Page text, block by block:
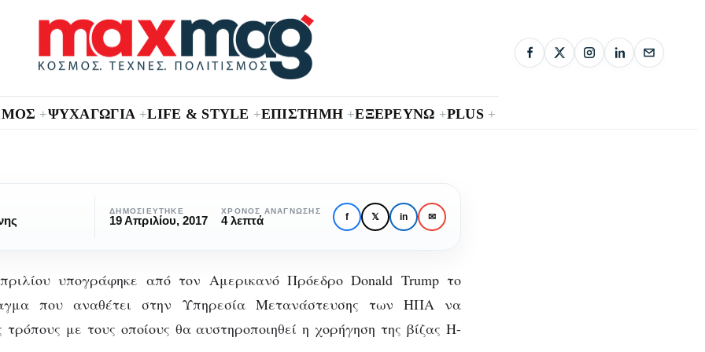
+ΨΥΧΑΓΩΓΙΑ +LIFE & STYLE +ΕΠΙΣΤΗΜΗ +ΕΞΕΡΕΥΝΩ +PLUS +
Ο Trump περιορίζει την
από Αμερικανούς
εργοδότες
ΔΗΜΟΣΙΕΎΤΗΚΕ
19 Απριλίου, 2017
ΧΡΌΝΟΣ ΑΝΆΓΝΩΣΗΣ
4 λεπτά f 𝕏 in ✉
υπογράφηκε από τον Αμερικανό Πρόεδρο Donald Trump το
που αναθέτει στην Υπηρεσία Μετανάστευσης των ΗΠΑ να
τρόπους με τους οποίους θα αυστηροποιηθεί η χορήγηση της βίζας H-